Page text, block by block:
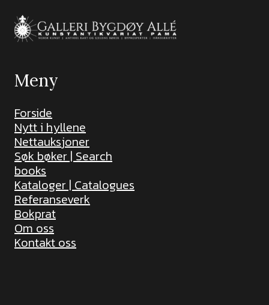
Meny
Forside
Nytt i hyllene
Nettauksjoner
Søk bøker | Search
books
Kataloger | Catalogues
Referanseverk
Bokprat
Om oss
Kontakt oss